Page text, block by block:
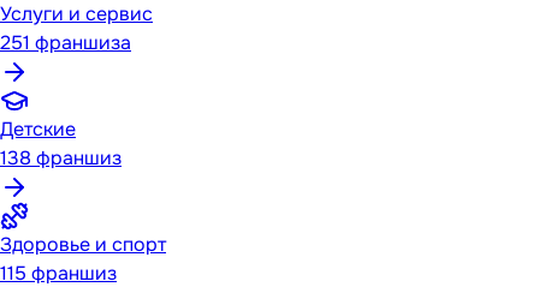
Услуги и сервис
251 франшиза
Детские
138 франшиз
Здоровье и спорт
115 франшиз